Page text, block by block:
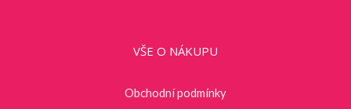
VŠE O NÁKUPU
Obchodní podmínky